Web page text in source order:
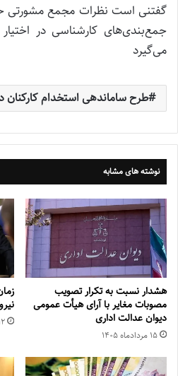
گفتنی است نظرات مجمع مشورتی
جمع‌بندی‌های کارشناسی در
می‌گیرد
طرح ساماندهی استخدام کارکنان
نوشته های مشابه
هشدار نسبت به تکرار تصویب
مصوبات مغایر با آرای هیأت عمومی
دیوان عدالت اداری
۱۵ مرداد‌ماه ۱۴۰۵
۱۲